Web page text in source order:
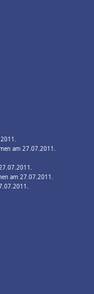
am 27.07.2011.
am 27.07.2011.